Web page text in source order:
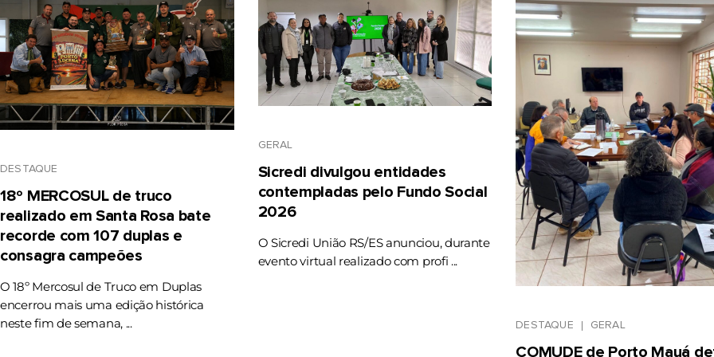
DESTAQUE
18º MERCOSUL de truco
realizado em Santa Rosa bate
recorde com 107 duplas e
consagra campeões
O 18º Mercosul de Truco em Duplas
encerrou mais uma edição histórica
neste fim de semana, ...
GERAL
Sicredi divulgou entidades
contempladas pelo Fundo Social
2026
O Sicredi União RS/ES anunciou, durante
evento virtual realizado com profi ...
DESTAQUE GERAL
COMUDE de Porto Mauá